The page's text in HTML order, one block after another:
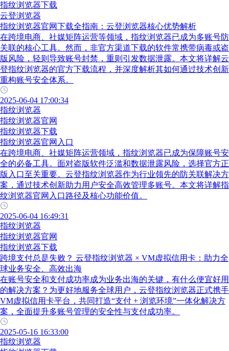
指纹浏览器下载
云登浏览器
指纹浏览器官网下载全指南：云登浏览器核心优势解析
在跨境电商、社媒矩阵运营等领域，指纹浏览器已成为多账号防
关联的核心工具。然而，非官方渠道下载的软件常携带病毒或盗
版风险，轻则导致账号封禁，重则引发数据泄露。本文将详解云
登指纹浏览器的官方下载流程，并深度解析其如何通过技术创新
重构账号安全体系。
2025-06-04 17:00:34
指纹浏览器
指纹浏览器官网
指纹浏览器下载
指纹浏览器官网入口
在跨境电商、社媒矩阵运营领域，指纹浏览器已成为保障账号安
全的必备工具。面对盗版软件泛滥和数据泄露风险，选择官方正
版入口至关重要。云登指纹浏览器作为行业领先的防关联解决方
案，通过技术创新助力用户安全高效管理多账号。本文将详解指
纹浏览器官网入口路径及核心功能价值。
2025-06-04 16:49:31
指纹浏览器
指纹浏览器官网
指纹浏览器下载
跨境支付总是失败？ 云登指纹浏览器 × VM虚拟信用卡：助力全
球业务安全、高效出海
在账号安全和支付成功率成为业务出海的关键，有什么便宜好用
的解决方案？为更好地服务全球用户，云登指纹浏览器正式携手
VM虚拟信用卡平台，共同打造“支付 + 浏览环境”一体化解决方
案，全面提升多账号管理的安全性与支付成功率。
2025-05-16 16:33:00
指纹浏览器